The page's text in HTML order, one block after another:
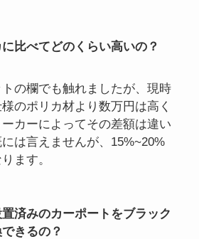
比べてどのくらい高いの？
の欄でも触れましたが、現時
のポリカ材より数万円は高く
カーによってその差額は違い
は言えませんが、15%~20%
ます。
済みのカーポートをブラック
きるの？